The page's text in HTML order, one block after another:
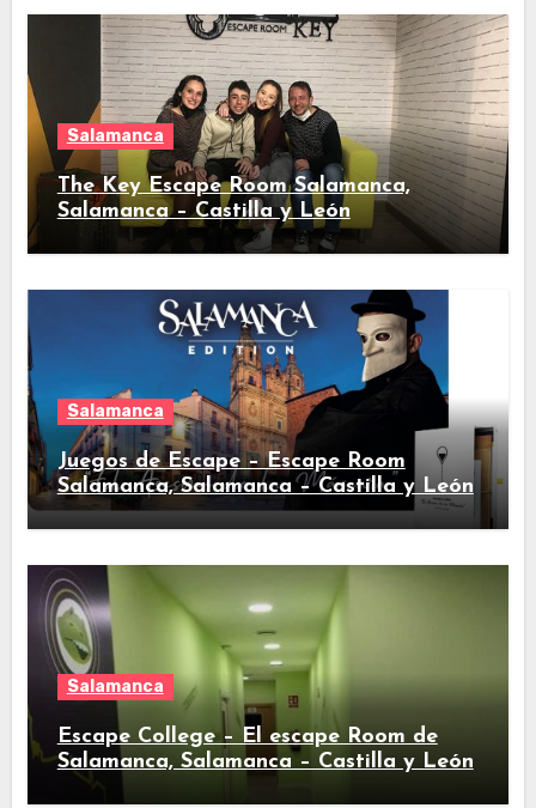
Salamanca
The Key Escape Room Salamanca,
Salamanca – Castilla y León
Salamanca
Juegos de Escape – Escape Room
Salamanca, Salamanca – Castilla y León
Salamanca
Escape College – El escape Room de
Salamanca, Salamanca – Castilla y León